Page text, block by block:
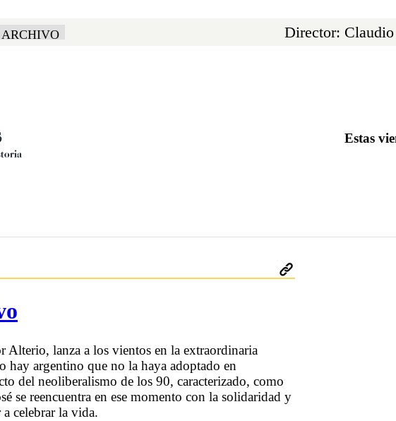
Director: Claudio
Estas
Alterio, lanza a los vientos en la extraordinaria
argentino que no la haya adoptado en
del neoliberalismo de los 90, caracterizado, como
se reencuentra en ese momento con la solidaridad y
celebrar la vida.